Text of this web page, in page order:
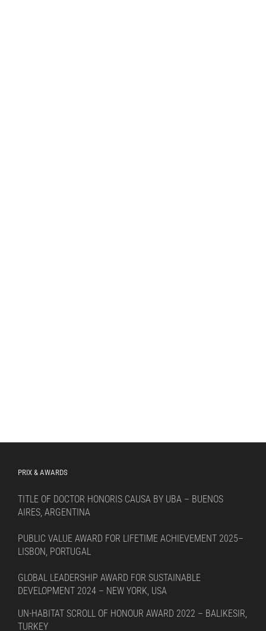
PRIX & AWARDS
TITLE OF DOCTOR HONORIS CAUSA BY UBA – BUENOS
AIRES, ARGENTINA
PUBLIC VALUE AWARD FOR LIFETIME ACHIEVEMENT 2025–
LISBON, PORTUGAL
GLOBAL LEADERSHIP AWARD FOR SUSTAINABLE
DEVELOPMENT 2024 – NEW YORK, USA
UN-HABITAT SCROLL OF HONOUR AWARD 2022 – BALIKESIR,
TURKEY